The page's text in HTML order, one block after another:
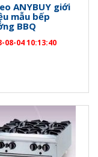
ANYBUY giới
mẫu bếp
BBQ
08-04 10:13:40